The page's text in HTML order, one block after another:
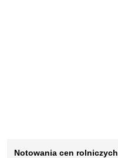
Notowania cen rolniczych